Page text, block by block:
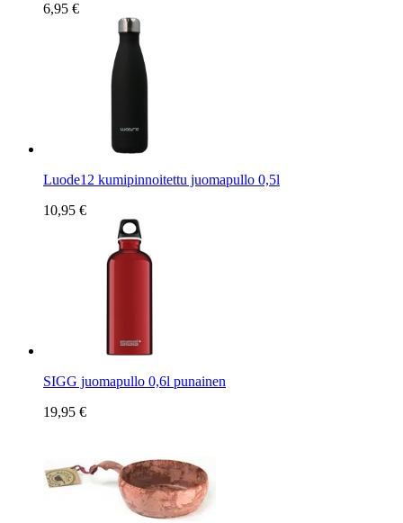
6,95 €
Luode12 kumipinnoitettu juomapullo 0,5l
10,95 €
SIGG juomapullo 0,6l punainen
19,95 €